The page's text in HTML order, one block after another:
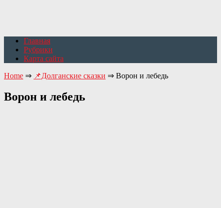
Главная
Рубрики
Карта сайта
Home ⇒ 📌Долганские сказки ⇒ Ворон и лебедь
Ворон и лебедь